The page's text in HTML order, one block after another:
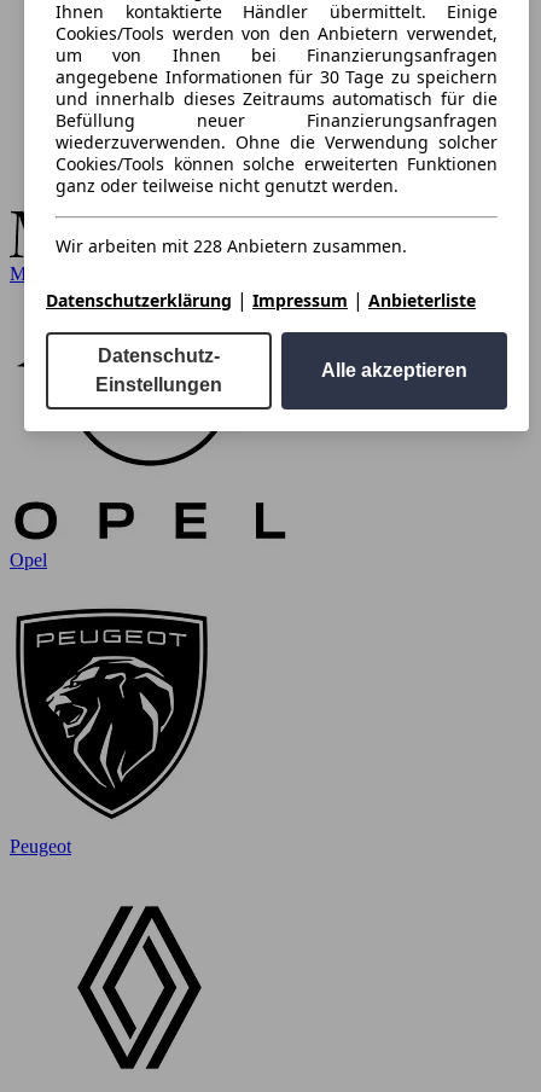
Mercedes-Benz
Opel
Peugeot
Ihnen kontaktierte Händler übermittelt. Einige
Cookies/Tools werden von den Anbietern verwendet,
um von Ihnen bei Finanzierungsanfragen
angegebene Informationen für 30 Tage zu speichern
und innerhalb dieses Zeitraums automatisch für die
Befüllung neuer Finanzierungsanfragen
wiederzuverwenden. Ohne die Verwendung solcher
Cookies/Tools können solche erweiterten Funktionen
ganz oder teilweise nicht genutzt werden.
Wir arbeiten mit 228 Anbietern zusammen.
Datenschutzerklärung | Impressum | Anbieterliste
Datenschutz-
Einstellungen
Alle akzeptieren